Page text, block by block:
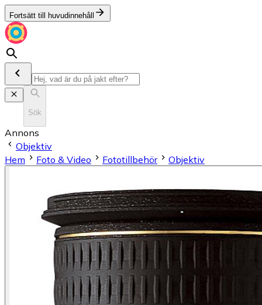
Fortsätt till huvudinnehåll
Sök
Annons
Objektiv
Hem
Foto & Video Fototillbehör Objektiv